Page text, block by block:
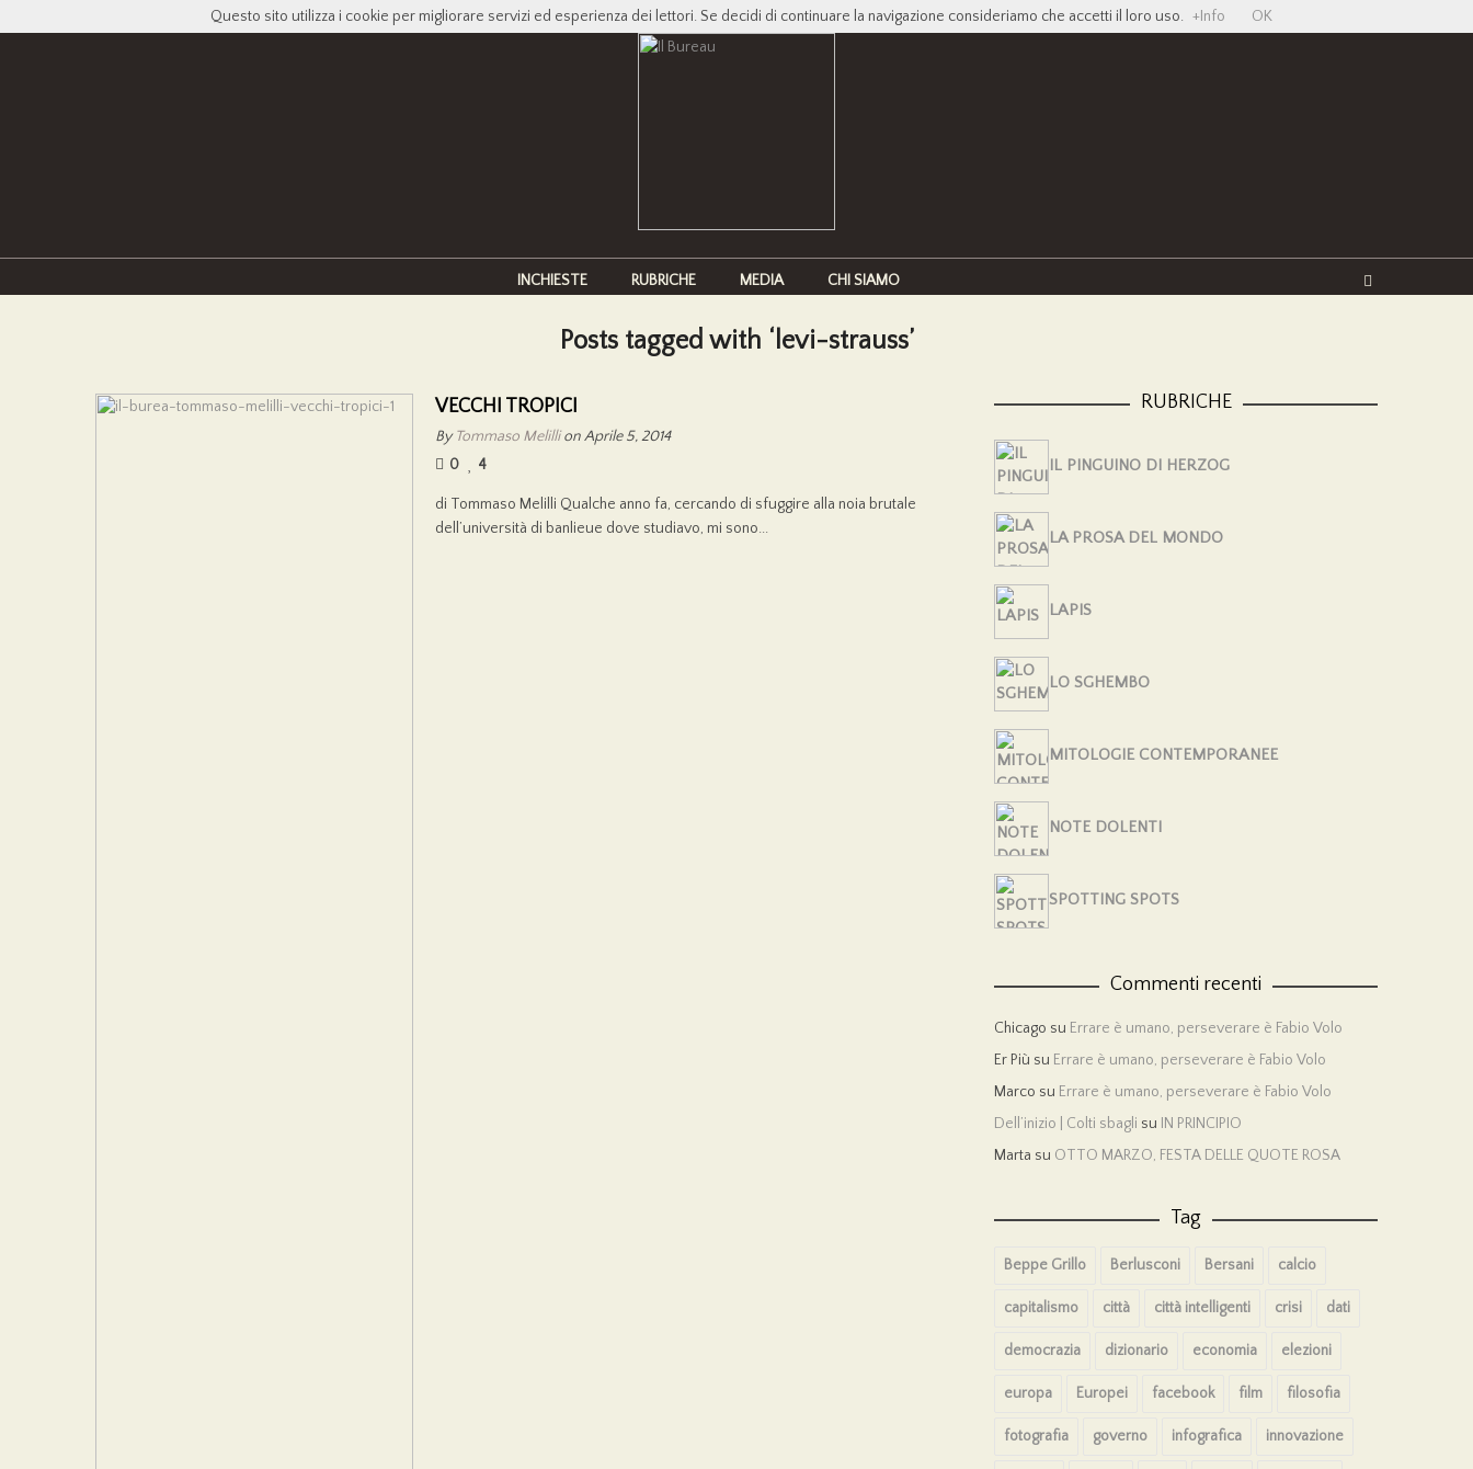
INCHIESTE RUBRICHE MEDIA CHI SIAMO
Posts tagged with ‘levi-strauss’
VECCHI TROPICI
ByTommaso Melillion Aprile 5, 2014
0
4
di Tommaso Melilli Qualche anno fa, cercando di sfuggire alla noia brutale
dell’università di banlieue dove studiavo, mi sono...
RUBRICHE
IL PINGUINO DI HERZOG
LA PROSA DEL MONDO
LAPIS
LO SGHEMBO
MITOLOGIE CONTEMPORANEE
NOTE DOLENTI
SPOTTING SPOTS
Commenti recenti
Chicago su Errare è umano, perseverare è Fabio Volo
Er Più su Errare è umano, perseverare è Fabio Volo
Marco su Errare è umano, perseverare è Fabio Volo
Dell’inizio | Colti sbagli su IN PRINCIPIO
Marta su OTTO MARZO, FESTA DELLE QUOTE ROSA
Tag
Beppe Grillo Berlusconi Bersani calcio
capitalismo città città intelligenti crisi dati
democrazia dizionario economia elezioni
europa Europei facebook film filosofia
fotografia governo infografica innovazione
Questo sito utilizza i cookie per migliorare servizi ed esperienza dei lettori. Se decidi di continuare la navigazione consideriamo che accetti il loro uso. +Info OK